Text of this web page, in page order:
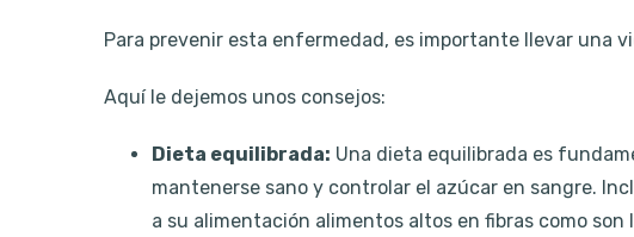
Para prevenir esta enfermedad, es importante llevar una
Aquí le dejemos unos consejos:
Dieta equilibrada: Una dieta equilibrada es
mantenerse sano y controlar el azúcar en sangre.
a su alimentación alimentos altos en fibras como